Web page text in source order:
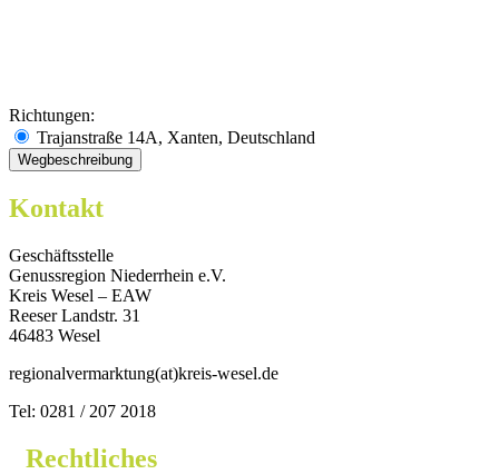
Richtungen:
Trajanstraße 14A, Xanten, Deutschland
Kontakt
Geschäftsstelle
Genussregion Niederrhein e.V.
Kreis Wesel – EAW
Reeser Landstr. 31
46483 Wesel
regionalvermarktung(at)kreis-wesel.de
Tel: 0281 / 207 2018
Rechtliches